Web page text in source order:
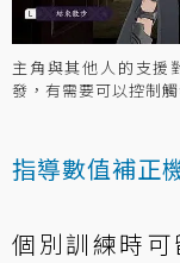
主角與其他人的支援
發，有需要可以控制
指導數值補正
個別訓練時